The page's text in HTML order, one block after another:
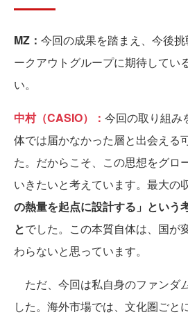
MZ： 今回の成果を踏まえ、今後
ークアウトグループに期待してい
い。
中村（CASIO）： 今回の取り組み
体では届かなかった層と出会える
た。だからこそ、この思想をグロ
いきたいと考えています。最大の
の熱量を起点に設計する」という
とでした。この本質自体は、国が
わらないと思っています。
ただ、今回は私自身のファンダ
した。海外市場では、文化圏ごと